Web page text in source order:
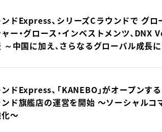
ンドExpress、シリーズCラウンドで グロ
ー・グロース・インベストメンツ､
～中国に加え､さらなるグローバル成長
ンドExpress、「KANEBO」がオープン
ド旗艦店の運営を開始 〜ソーシャル
〜